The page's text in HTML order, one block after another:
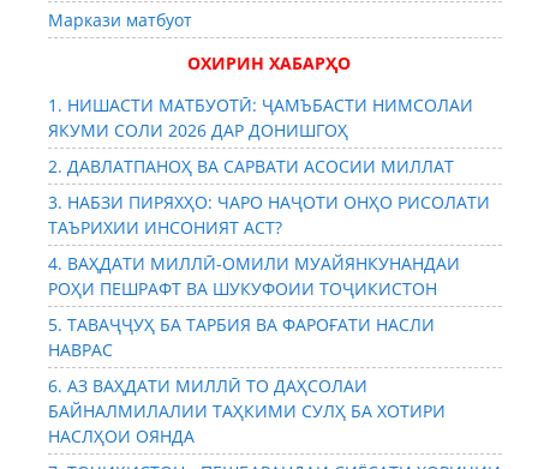
Маркази матбуот
ОХИРИН ХАБАРҲО
1. НИШАСТИ МАТБУОТӢ: ҶАМЪБАСТИ НИМСОЛАИ
ЯКУМИ СОЛИ 2026 ДАР ДОНИШГОҲ
2. ДАВЛАТПАНОҲ ВА САРВАТИ АСОСИИ МИЛЛАТ
3. НАБЗИ ПИРЯХҲО: ЧАРО НАҶОТИ ОНҲО РИСОЛАТИ
ТАЪРИХИИ ИНСОНИЯТ АСТ?
4. ВАҲДАТИ МИЛЛӢ-ОМИЛИ МУАЙЯНКУНАНДАИ
РОҲИ ПЕШРАФТ ВА ШУКУФОИИ ТОҶИКИСТОН
5. ТАВАҶҶУҲ БА ТАРБИЯ ВА ФАРОҒАТИ НАСЛИ
НАВРАС
6. АЗ ВАҲДАТИ МИЛЛӢ ТО ДАҲСОЛАИ
БАЙНАЛМИЛАЛИИ ТАҲКИМИ СУЛҲ БА ХОТИРИ
НАСЛҲОИ ОЯНДА